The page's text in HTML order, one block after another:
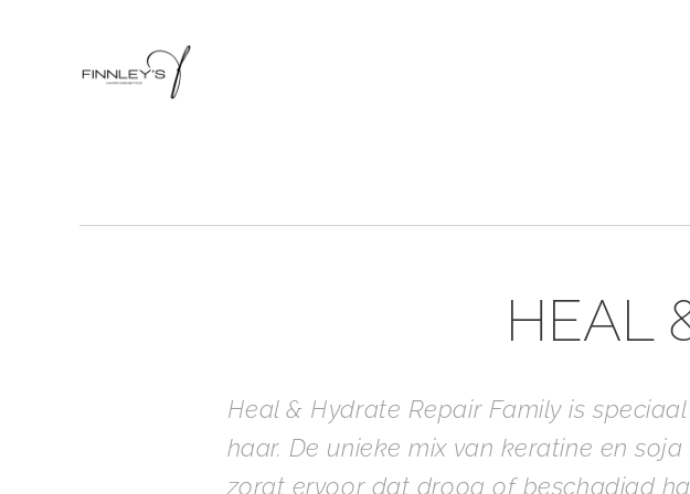
HEAL
Heal & Hydrate Repair Family is
haar. De unieke mix van keratine en
zorgt ervoor dat droog of beschadigd